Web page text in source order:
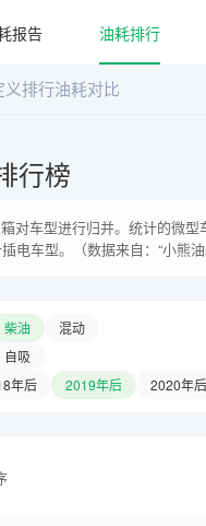
报告 油耗排行
义排行油耗对比
行榜
对车型进行归并。统计的微
电车型。（数据来自：“小熊油
柴油 混动
自吸
年后 2019年后 2020年后